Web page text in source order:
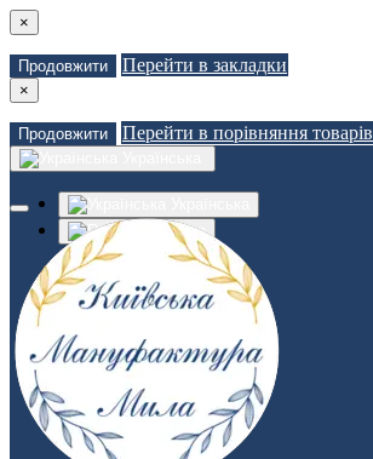
×
Продовжити Перейти в закладки
×
Продовжити Перейти в порівняння товарів
Russian
Закладки (0)
Порівняння товарів (0)
Зв'язатися з нами
Авторизація
Реєстрація